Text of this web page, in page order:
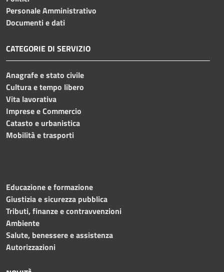
Personale Amministrativo
Documenti e dati
CATEGORIE DI SERVIZIO
Anagrafe e stato civile
Cultura e tempo libero
Vita lavorativa
Imprese e Commercio
Catasto e urbanistica
Mobilità e trasporti
Educazione e formazione
Giustizia e sicurezza pubblica
Tributi, finanze e contravvenzioni
Ambiente
Salute, benessere e assistenza
Autorizzazioni